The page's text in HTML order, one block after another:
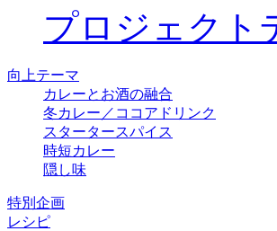
プロジェクト
向上テーマ
カレーとお酒の融合
冬カレー／ココアドリンク
スタータースパイス
時短カレー
隠し味
特別企画
レシピ